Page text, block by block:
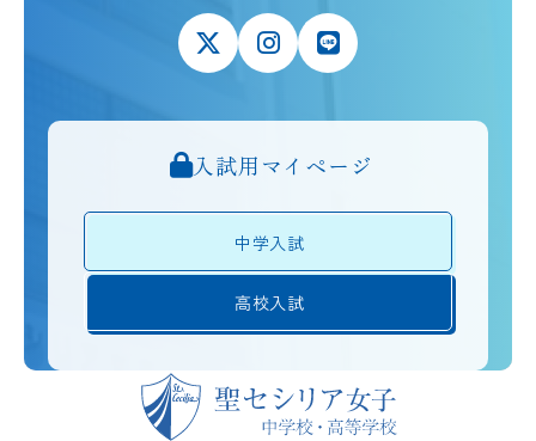
入試用マイページ
中学入試
高校入試